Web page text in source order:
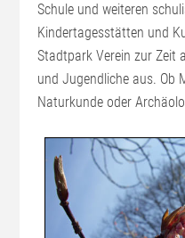
Schule und weiteren
Kindertagesstätten und
Stadtpark Verein zur Zeit
und Jugendliche aus. Ob
Naturkunde oder